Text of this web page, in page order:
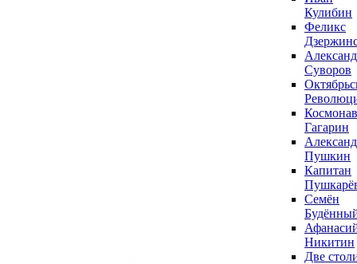
Кулибин
Феликс
Суворов
Гагарин
Пушкин
Капитан
Семён
Никитин
Две